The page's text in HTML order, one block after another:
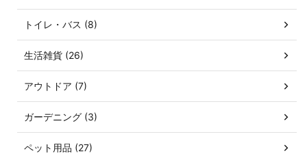
トイレ・バス (8)
生活雑貨 (26)
アウトドア (7)
ガーデニング (3)
ペット用品 (27)